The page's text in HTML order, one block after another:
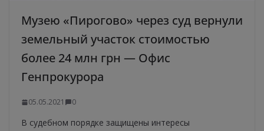
Музею «Пирогово» через суд вернули
земельный участок стоимостью
более 24 млн грн — Офис
Генпрокурора
05.05.2021 0
В судебном порядке защищены интересы